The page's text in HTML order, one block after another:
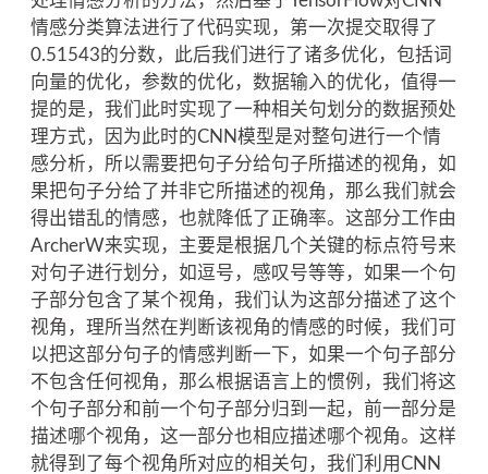
情感分类算法进行了代码实现，第一次提交取得了
0.51543的分数，此后我们进行了诸多优化，包括词
向量的优化，参数的优化，数据输入的优化，值得一
提的是，我们此时实现了一种相关句划分的数据预处
理方式，因为此时的CNN模型是对整句进行一个情
感分析，所以需要把句子分给句子所描述的视角，如
果把句子分给了并非它所描述的视角，那么我们就会
得出错乱的情感，也就降低了正确率。这部分工作由
ArcherW来实现，主要是根据几个关键的标点符号来
对句子进行划分，如逗号，感叹号等等，如果一个句
子部分包含了某个视角，我们认为这部分描述了这个
视角，理所当然在判断该视角的情感的时候，我们可
以把这部分句子的情感判断一下，如果一个句子部分
不包含任何视角，那么根据语言上的惯例，我们将这
个句子部分和前一个句子部分归到一起，前一部分是
描述哪个视角，这一部分也相应描述哪个视角。这样
就得到了每个视角所对应的相关句，我们利用CNN